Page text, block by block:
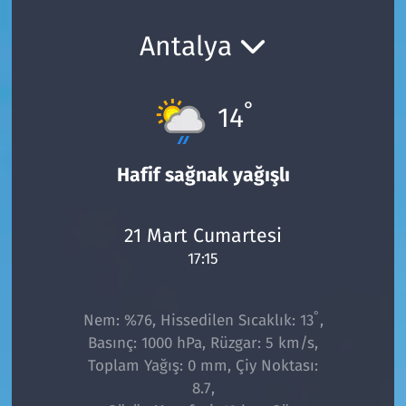
Antalya
14°
Hafif sağnak yağışlı
21 Mart Cumartesi
17:15
Nem: %76, Hissedilen Sıcaklık: 13° ,
Basınç: 1000 hPa, Rüzgar: 5 km/s,
Toplam Yağış: 0 mm, Çiy Noktası:
8.7,
Kültür Sanat
Saray